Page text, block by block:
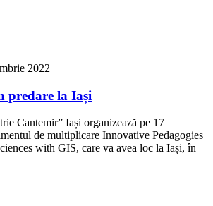
2022
predare la Iași
Cantemir” Iași organizează pe 17
de multiplicare Innovative Pedagogies
with GIS, care va avea loc la Iași, în